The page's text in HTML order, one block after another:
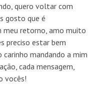
quero voltar com
gosto que é
meu retorno, amo muito
preciso estar bem
mandando a mim
cada mensagem,
vocês!